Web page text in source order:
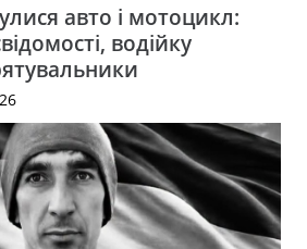
авто і мотоцикл:
водійку